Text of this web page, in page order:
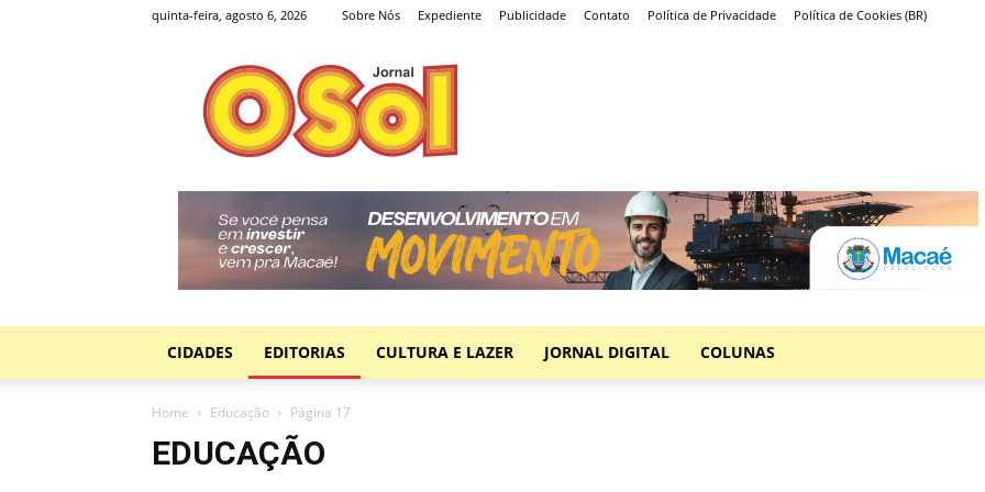
quinta-feira, agosto 6, 2026 Sobre Nós Expediente Publicidade Contato Política de Privacidade Política de Cookies (BR)
Jornal
O
Sol
CIDADES EDITORIAS CULTURA E LAZER JORNAL DIGITAL COLUNAS
Home Educação Página 17
EDUCAÇÃO